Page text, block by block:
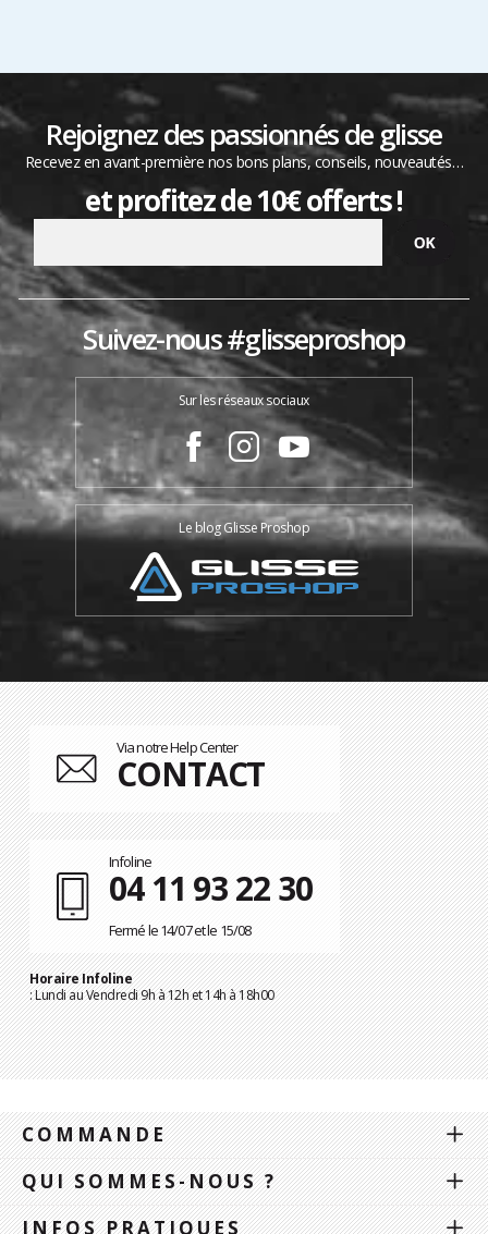
Rejoignez des passionnés de glisse
Recevez en avant-première nos bons plans, conseils, nouveautés…
et profitez de 10€ offerts !
Suivez-nous #glisseproshop
Sur les réseaux sociaux
Le blog Glisse Proshop
Via notre Help Center
CONTACT
Infoline
04 11 93 22 30
Fermé le 14/07 et le 15/08
Horaire Infoline
: Lundi au Vendredi 9h à 12h et 14h à 18h00
COMMANDE
QUI SOMMES-NOUS ?
INFOS PRATIQUES